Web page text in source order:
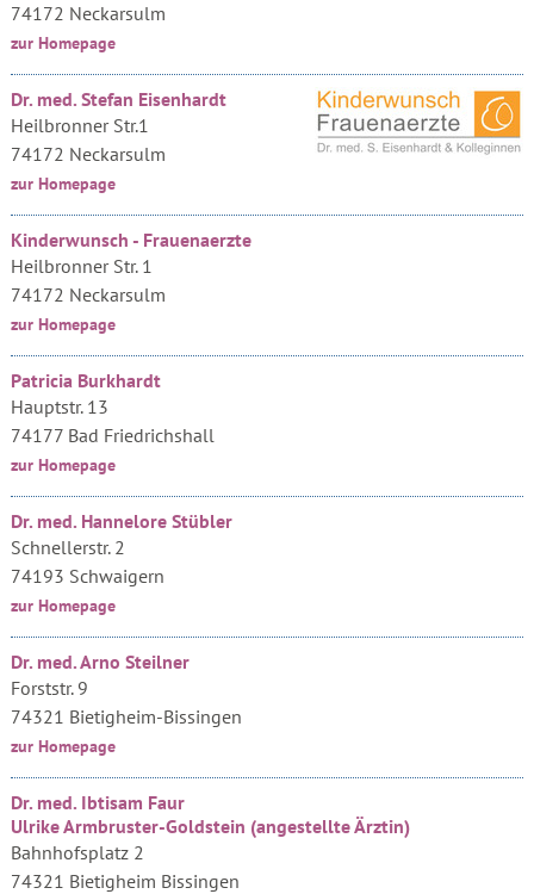
74172 Neckarsulm
zur Homepage
Dr. med. Stefan Eisenhardt
Heilbronner Str.1
74172 Neckarsulm
zur Homepage
Kinderwunsch - Frauenaerzte
Heilbronner Str. 1
74172 Neckarsulm
zur Homepage
Patricia Burkhardt
Hauptstr. 13
74177 Bad Friedrichshall
zur Homepage
Dr. med. Hannelore Stübler
Schnellerstr. 2
74193 Schwaigern
zur Homepage
Dr. med. Arno Steilner
Forststr. 9
74321 Bietigheim-Bissingen
zur Homepage
Dr. med. Ibtisam Faur
Ulrike Armbruster-Goldstein (angestellte Ärztin)
Bahnhofsplatz 2
74321 Bietigheim Bissingen